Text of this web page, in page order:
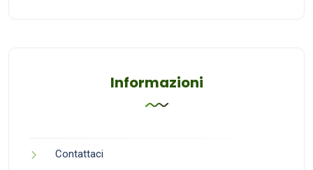
Informazioni
Contattaci